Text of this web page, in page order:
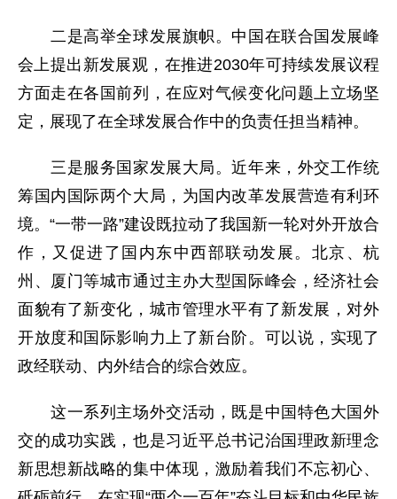
二是高举全球发展旗帜。中国在联合国发展峰
会上提出新发展观，在推进2030年可持续发展议程
方面走在各国前列，在应对气候变化问题上立场坚
定，展现了在全球发展合作中的负责任担当精神。
三是服务国家发展大局。近年来，外交工作统
筹国内国际两个大局，为国内改革发展营造有利环
境。“一带一路”建设既拉动了我国新一轮对外开放合
作，又促进了国内东中西部联动发展。北京、杭
州、厦门等城市通过主办大型国际峰会，经济社会
面貌有了新变化，城市管理水平有了新发展，对外
开放度和国际影响力上了新台阶。可以说，实现了
政经联动、内外结合的综合效应。
这一系列主场外交活动，既是中国特色大国外
交的成功实践，也是习近平总书记治国理政新理念
新思想新战略的集中体现，激励着我们不忘初心、